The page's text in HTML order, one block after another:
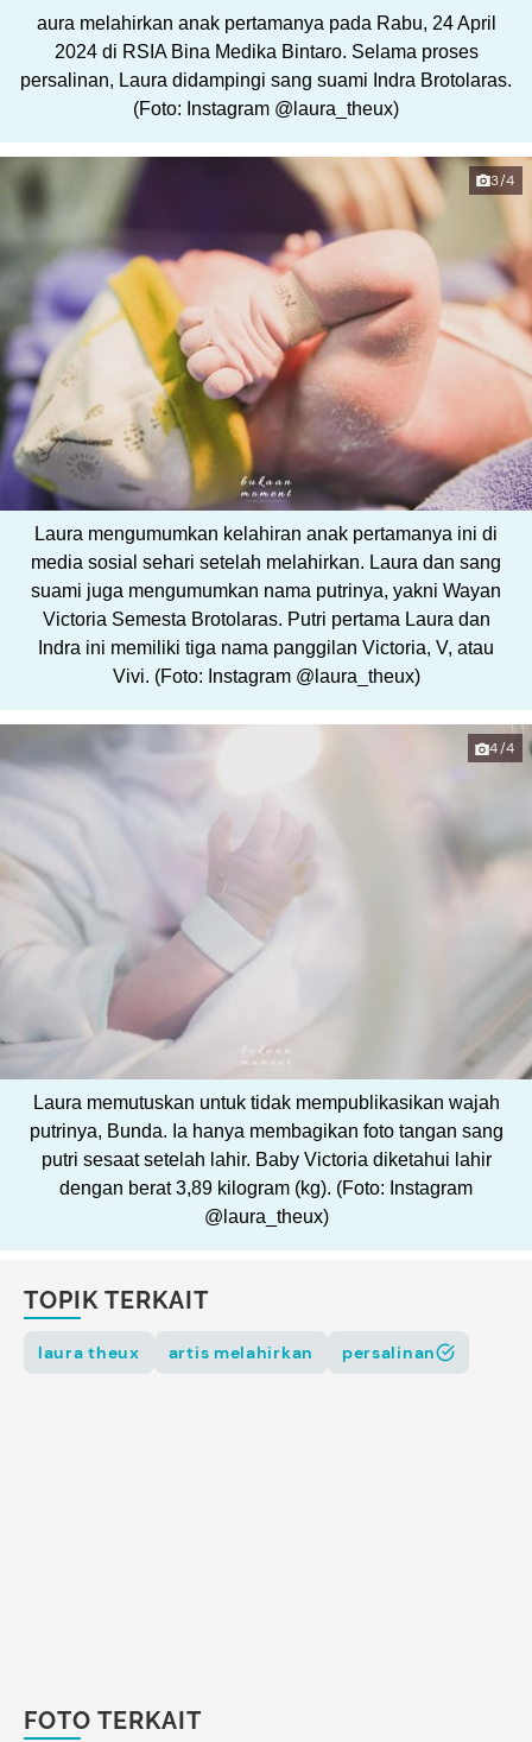
aura melahirkan anak pertamanya pada Rabu, 24 April
2024 di RSIA Bina Medika Bintaro. Selama proses
persalinan, Laura didampingi sang suami Indra Brotolaras.
(Foto: Instagram @laura_theux)
3/4
Laura mengumumkan kelahiran anak pertamanya ini di
media sosial sehari setelah melahirkan. Laura dan sang
suami juga mengumumkan nama putrinya, yakni Wayan
Victoria Semesta Brotolaras. Putri pertama Laura dan
Indra ini memiliki tiga nama panggilan Victoria, V, atau
Vivi. (Foto: Instagram @laura_theux)
4/4
Laura memutuskan untuk tidak mempublikasikan wajah
putrinya, Bunda. Ia hanya membagikan foto tangan sang
putri sesaat setelah lahir. Baby Victoria diketahui lahir
dengan berat 3,89 kilogram (kg). (Foto: Instagram
@laura_theux)
TOPIK TERKAIT
laura theux artis melahirkan persalinan
FOTO TERKAIT